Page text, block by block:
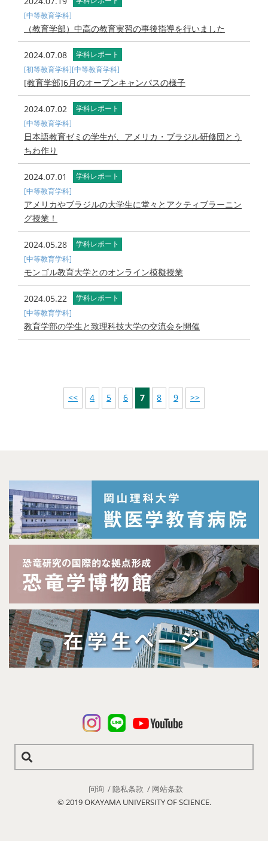
[中等教育学科]
（教育学部）中高の教育実習の事後指導を行いました
2024.07.08
学科レポート
[初等教育学科][中等教育学科]
[教育学部]6月のオープンキャンパスの様子
2024.07.02
学科レポート
[中等教育学科]
日本語教育ゼミの学生が、アメリカ・ブラジル研修団とう
ちわ作り
2024.07.01
学科レポート
[中等教育学科]
アメリカやブラジルの大学生に堂々とアクティブラーニン
グ授業！
2024.05.28
学科レポート
[中等教育学科]
モンゴル教育大学とのオンライン模擬授業
2024.05.22
学科レポート
[中等教育学科]
教育学部の学生と致理科技大学の交流会を開催
<< 4 5 6 7 8 9 >>
问询 隐私条款
网站条款
© 2019 OKAYAMA UNIVERSITY OF SCIENCE.